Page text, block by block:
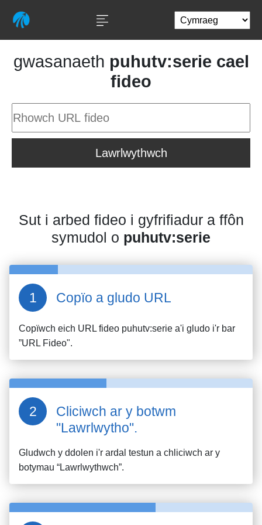
gwasanaeth puhutv:serie cael
fideo
Lawrlwythwch
Sut i arbed fideo i gyfrifiadur a ffôn
symudol o puhutv:serie
Copïo a gludo URL
Copïwch eich URL fideo puhutv:serie a'i gludo i'r bar
”URL Fideo".
Cliciwch ar y botwm
"Lawrlwytho".
Gludwch y ddolen i'r ardal testun a chliciwch ar y
botymau “Lawrlwythwch”.